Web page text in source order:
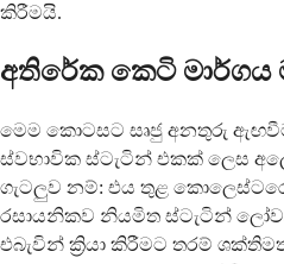
කිරීමයි.
අතිරේක කෙටි
මෙම කොටසට සෘජු අනතුරු
ස්වභාවික ස්ටැටින් එකක් ලෙස
ගැටලුව නම්: එය තුළ
රසායනිකව නියමිත ස්ටැටින්
එබැවින් ක්‍රියා කිරීමට තරම්